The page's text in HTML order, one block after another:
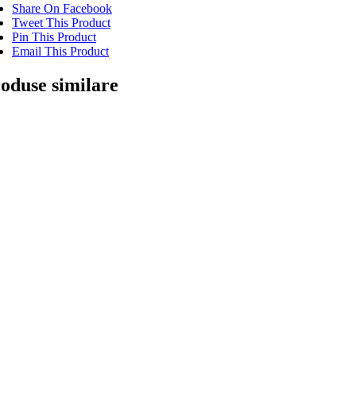
Share On Facebook
Tweet This Product
Pin This Product
Email This Product
similare